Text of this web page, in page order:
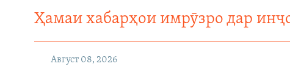
Ҳамаи хабарҳои имрӯзро дар
Август 08, 2026